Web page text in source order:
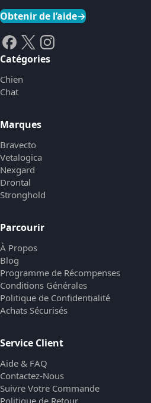
Obtenir de l’aide→
Catégories
Chien
Chat
Marques
Bravecto
Vetalogica
Nexgard
Drontal
Stronghold
Parcourir
À Propos
Blog
Programme de Récompenses
Conditions Générales
Politique de Confidentialité
Achats Sécurisés
Service Client
Aide & FAQ
Contactez-Nous
Suivre Votre Commande